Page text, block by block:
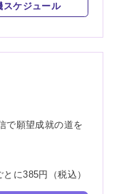
スケジュール
で願望成就の道を
に385円（税込）